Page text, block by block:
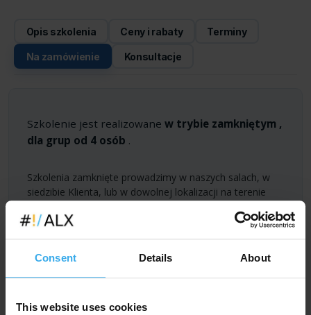
Consent Details About
This website uses cookies
Opis szkolenia Ceny i rabaty Terminy
Na zamówienie Konsultacje
Szkolenie jest realizowane w trybie zamkniętym ,
dla grup od 4 osób .
Szkolenia zamknięte prowadzimy w naszych salach, w
siedzibie Klienta, lub w dowolnej lokalizacji na terenie
możliwe są dowolne tryby zajęć -
godziny pracy,
wieczory, weekendy. Możliwe jest również
potrzeb Klienta.
indywidualnie dla każdego zamówienia. Dzięki temu